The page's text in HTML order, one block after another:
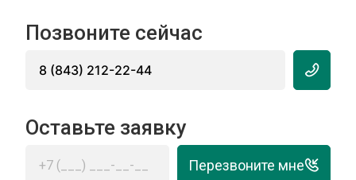
Позвоните сейчас
8 (843) 212-22-44
Оставьте заявку
Перезвоните мне